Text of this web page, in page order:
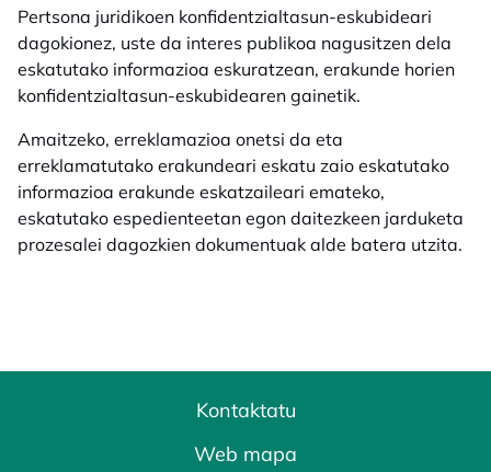
Pertsona juridikoen konfidentzialtasun-eskubideari
dagokionez, uste da interes publikoa nagusitzen dela
eskatutako informazioa eskuratzean, erakunde horien
konfidentzialtasun-eskubidearen gainetik.
Amaitzeko, erreklamazioa onetsi da eta
erreklamatutako erakundeari eskatu zaio eskatutako
informazioa erakunde eskatzaileari emateko,
eskatutako espedienteetan egon daitezkeen jarduketa
prozesalei dagozkien dokumentuak alde batera utzita.
Kontaktatu
Web mapa